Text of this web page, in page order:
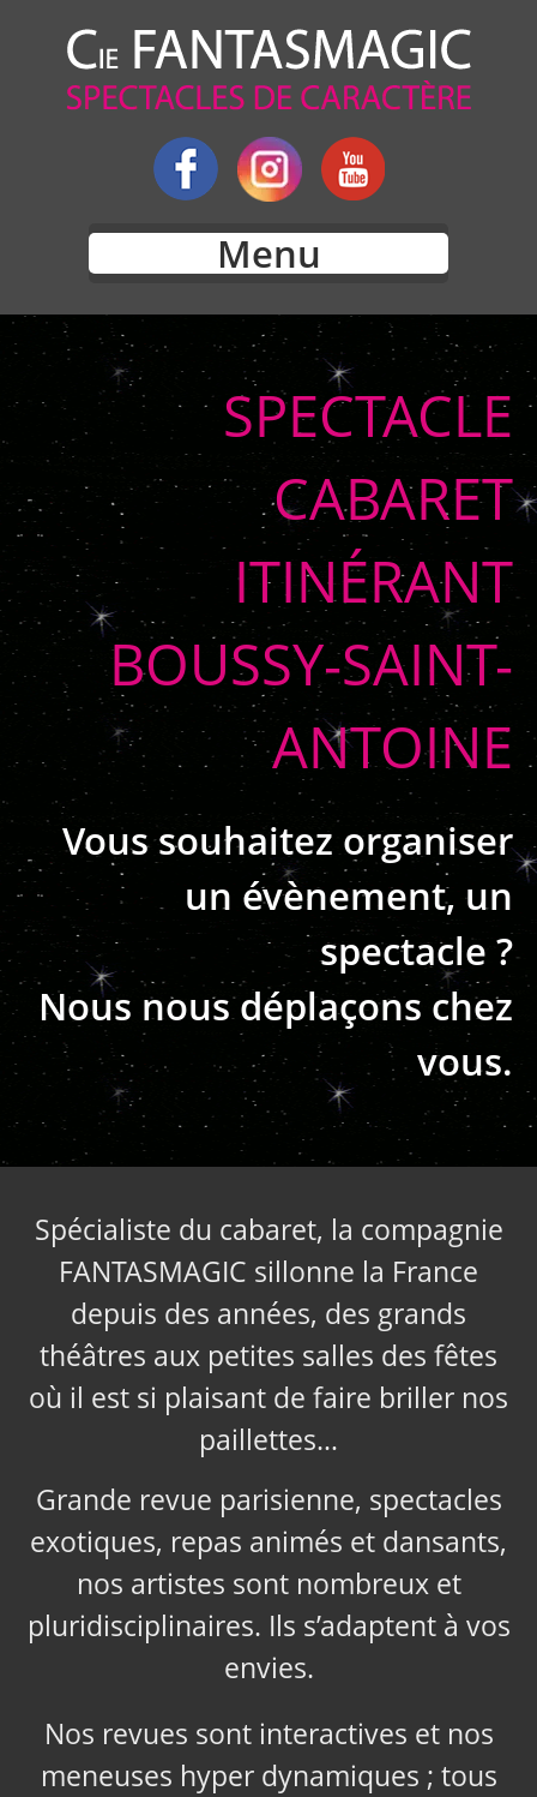
Menu
SPECTACLE
CABARET
ITINÉRANT
BOUSSY-SAINT-
ANTOINE
Vous souhaitez organiser
un évènement, un
spectacle ?
Nous nous déplaçons chez
vous.
Spécialiste du cabaret, la compagnie
FANTASMAGIC sillonne la France
depuis des années, des grands
théâtres aux petites salles des fêtes
où il est si plaisant de faire briller nos
paillettes…
Grande revue parisienne, spectacles
exotiques, repas animés et dansants,
nos artistes sont nombreux et
pluridisciplinaires. Ils s’adaptent à vos
envies.
Nos revues sont interactives et nos
meneuses hyper dynamiques ; tous